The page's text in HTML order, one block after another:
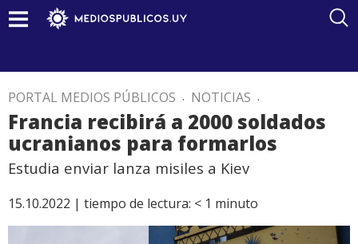
PORTAL MEDIOS PÚBLICOS . NOTICIAS .
Francia recibirá a 2000 soldados
ucranianos para formarlos
Estudia enviar lanza misiles a Kiev
15.10.2022 | tiempo de lectura: < 1 minuto